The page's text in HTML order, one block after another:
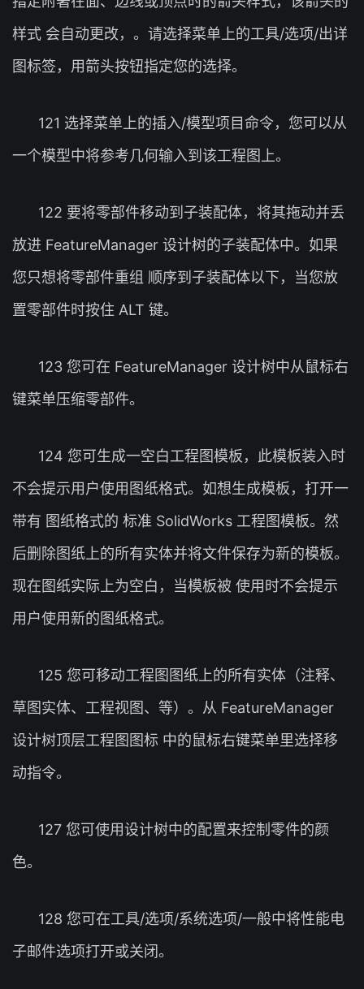
样式 会自动更改，。请选择菜单上的工具/选项/出详
图标签，用箭头按钮指定您的选择。
121 选择菜单上的插入/模型项目命令，您可以从
一个模型中将参考几何输入到该工程图上。
122 要将零部件移动到子装配体，将其拖动并丢
放进 FeatureManager 设计树的子装配体中。如果
您只想将零部件重组 顺序到子装配体以下，当您放
置零部件时按住 ALT 键。
123 您可在 FeatureManager 设计树中从鼠标右
键菜单压缩零部件。
124 您可生成一空白工程图模板，此模板装入时
不会提示用户使用图纸格式。如想生成模板，打开一
带有 图纸格式的 标准 SolidWorks 工程图模板。然
后删除图纸上的所有实体并将文件保存为新的模板。
现在图纸实际上为空白，当模板被 使用时不会提示
用户使用新的图纸格式。
125 您可移动工程图图纸上的所有实体（注释、
草图实体、工程视图、等）。从 FeatureManager
设计树顶层工程图图标 中的鼠标右键菜单里选择移
动指令。
127 您可使用设计树中的配置来控制零件的颜
色。
128 您可在工具/选项/系统选项/一般中将性能电
子邮件选项打开或关闭。